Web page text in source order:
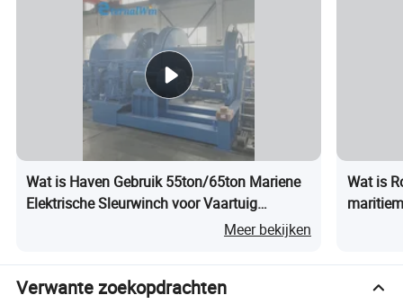
Kenmerken van Eternalwin Slipway-
lieren:
Elektrisch, hydraulisch vermogen
Diverse bedieningsopties (lokale besturing,
afstandsbediening)
3. Enkele snelheid, twee snelheden of variabele snelheid
4. Fail-safe motorrem
5. Ontwerpstandaard gebaseerd op BV, ABS, DNV, RMRS, enz.
7. Een defect in de aandrijving van het remsysteem voor een
Wat is Haven Gebruik 55ton/65ton Mariene
Elektrische Sleurwinch voor Vaartuig
Meer bekijken
Wat is
Verwante zoekopdrachten